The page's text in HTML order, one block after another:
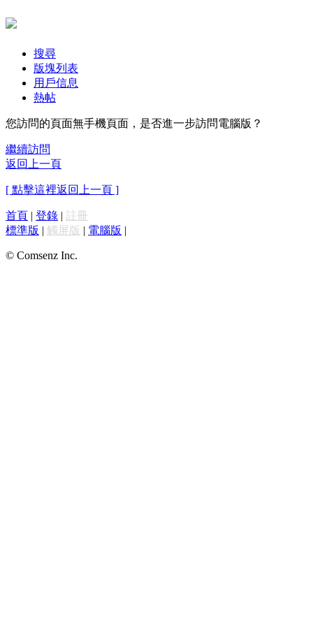
搜尋
版塊列表
用戶信息
熱帖
您訪問的頁面無手機頁面，是否進一步訪問電腦版？
繼續訪問
返回上一頁
[ 點擊這裡返回上一頁 ]
首頁 | 登錄 | 註冊
標準版 | 觸屏版 | 電腦版 |
© Comsenz Inc.